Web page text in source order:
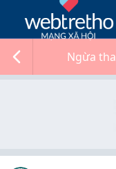
Ngừa